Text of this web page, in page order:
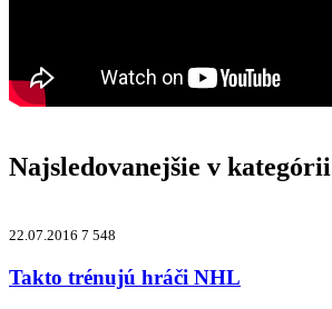
Najsledovanejšie v kategórii
22.07.2016 7 548
Takto trénujú hráči NHL